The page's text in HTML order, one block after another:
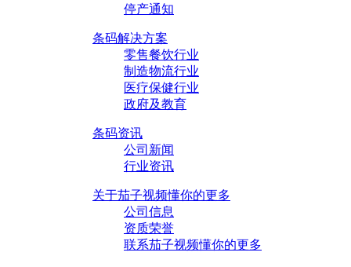
停产通知
条码解决方案
零售餐饮行业
制造物流行业
医疗保健行业
政府及教育
条码资讯
公司新闻
行业资讯
关于茄子视频懂你的更多
公司信息
资质荣誉
联系茄子视频懂你的更多